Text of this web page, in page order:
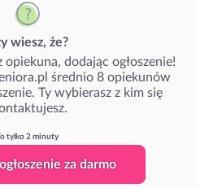
wiesz, że?
opiekuna, dodając ogłoszenie!
średnio 8 opiekunów
Ty wybierasz z kim się
tylko 2 minuty
za darmo